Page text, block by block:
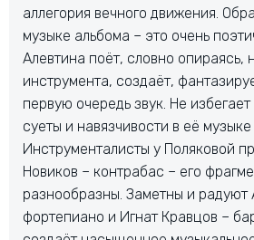
аллегория вечного движения.
музыке альбома – это очень
Алевтина поёт, словно опираясь,
инструмента, создаёт,
первую очередь звук. Не
суеты и навязчивости в её музыке
Инструменталисты у Поляковой
Новиков – контрабас – его
разнообразны. Заметны и радуют
фортепиано и Игнат Кравцов –